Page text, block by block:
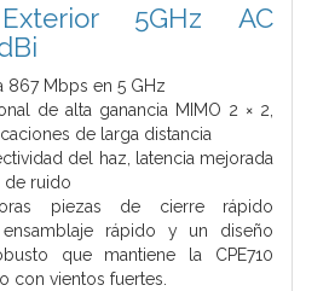
5GHz AC
867 Mbps en 5 GHz
de alta ganancia MIMO 2 × 2,
de larga distancia
del haz, latencia mejorada
de ruido
piezas de cierre rápido
rápido y un diseño
que mantiene la CPE710
con vientos fuertes.